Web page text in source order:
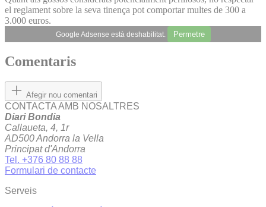
el reglament sobre la seva tinença pot comportar multes de 300 a
3.000 euros.
Google Adsense està deshabilitat. Permetre
Comentaris
Afegir nou comentari
CONTACTA AMB NOSALTRES
Diari Bondia
Callaueta, 4, 1r
AD500 Andorra la Vella
Principat d'Andorra
Tel. +376 80 88 88
Formulari de contacte
Serveis